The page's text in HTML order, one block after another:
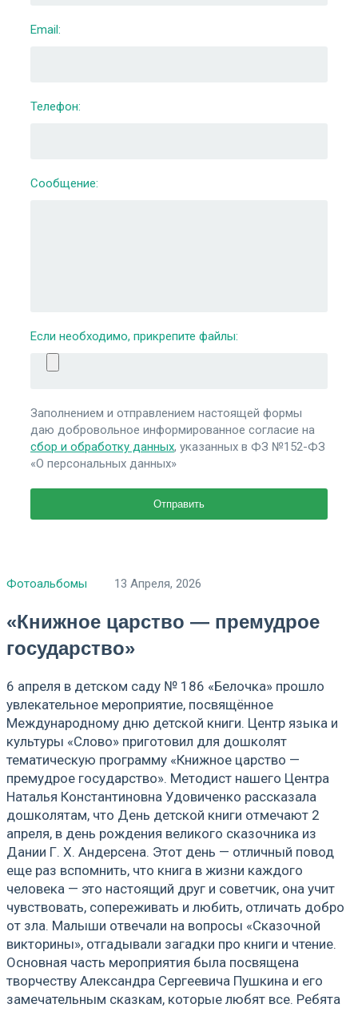
Email:
Телефон:
Сообщение:
Если необходимо, прикрепите файлы:
Заполнением и отправлением настоящей формы
даю добровольное информированное согласие на
сбор и обработку данных, указанных в ФЗ №152-ФЗ
«О персональных данных»
Фотоальбомы 13 Апреля, 2026
«Книжное царство — премудрое
государство»
6 апреля в детском саду № 186 «Белочка» прошло
увлекательное мероприятие, посвящённое
Международному дню детской книги. Центр языка и
культуры «Слово» приготовил для дошколят
тематическую программу «Книжное царство —
премудрое государство». Методист нашего Центра
Наталья Константиновна Удовиченко рассказала
дошколятам, что День детской книги отмечают 2
апреля, в день рождения великого сказочника из
Дании Г. Х. Андерсена. Этот день — отличный повод
еще раз вспомнить, что книга в жизни каждого
человека — это настоящий друг и советчик, она учит
чувствовать, сопереживать и любить, отличать добро
от зла. Малыши отвечали на вопросы «Сказочной
викторины», отгадывали загадки про книги и чтение.
Основная часть мероприятия была посвящена
творчеству Александра Сергеевича Пушкина и его
замечательным сказкам, которые любят все. Ребята